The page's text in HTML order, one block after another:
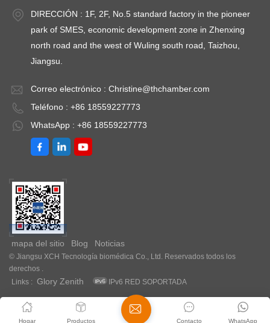
DIRECCIÓN : 1F, 2F, No.5 standard factory in the pioneer
park of SMES, economic development zone in Zhenxing
north road and the west of Wuling south road, Taizhou,
Jiangsu.
Correo electrónico : Christine@thchamber.com
Teléfono : +86 18559227773
WhatsApp : +86 18559227773
mapa del sitio Blog Noticias
© Jiangsu XCH Tecnología biomédica Co., Ltd. Reservados todos los
derechos .
Links :
Glory Zenith IPv6 RED SOPORTADA
Hogar Productos WhatsApp
Contacto